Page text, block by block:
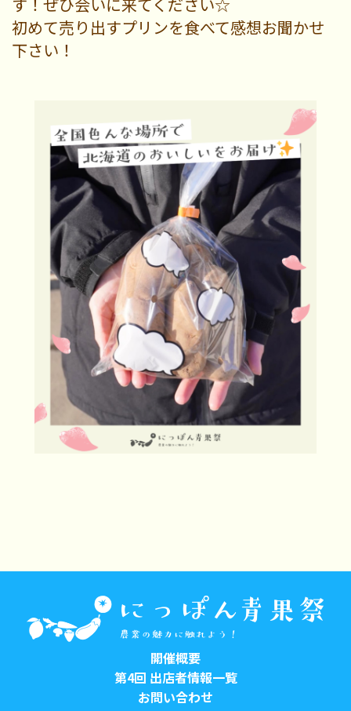
初めて売り出すプリンを食べて感想お聞かせ
下さい！
開催概要
第4回 出店者情報一覧
お問い合わせ